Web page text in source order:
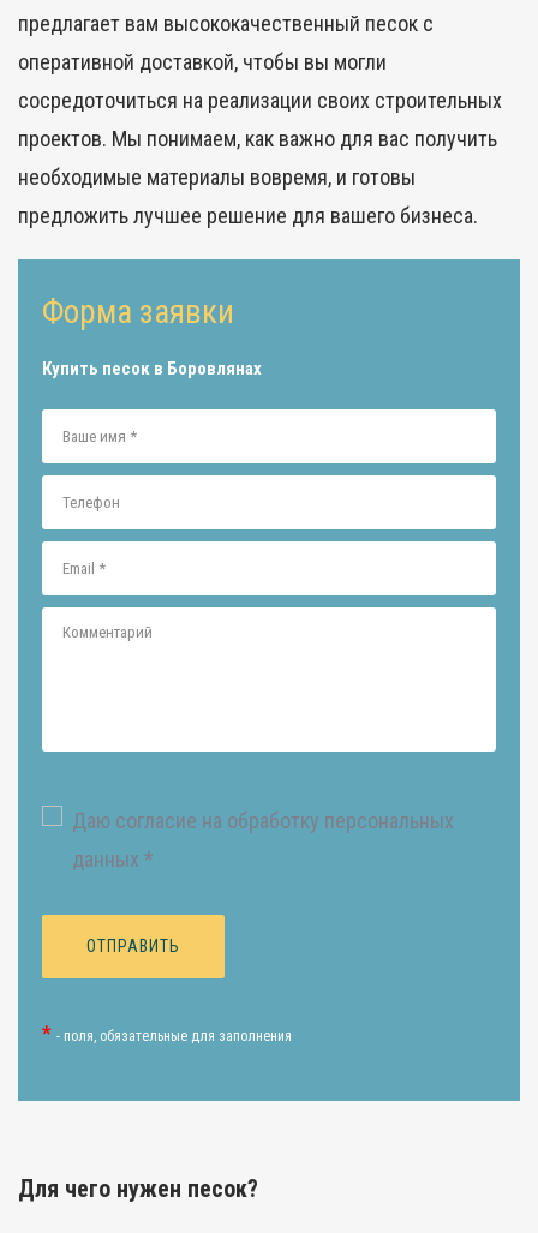
предлагает вам высококачественный песок с
оперативной доставкой, чтобы вы могли
сосредоточиться на реализации своих строительных
проектов. Мы понимаем, как важно для вас получить
необходимые материалы вовремя, и готовы
предложить лучшее решение для вашего бизнеса.
Форма заявки
Купить песок в Боровлянах
Даю согласие на обработку персональных
данных *
* - поля, обязательные для заполнения
Для чего нужен песок?